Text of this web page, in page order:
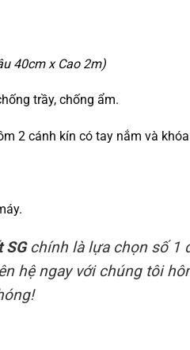
40cm x Cao 2m)
trầy, chống ẩm.
2 cánh kín có tay nắm và
SGchính là lựa chọn số 1
hệ ngay với chúng tôi